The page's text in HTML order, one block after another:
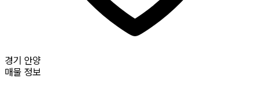
경기 안양
매물 정보